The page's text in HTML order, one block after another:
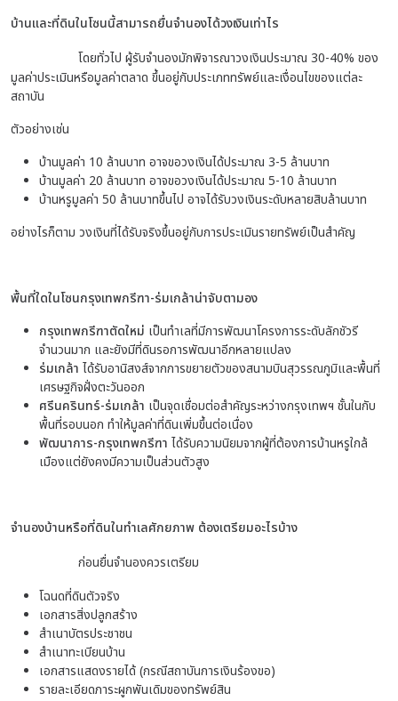
บ้านและที่ดินในโซนนี้สามารถยื่นจำนองได้วงเงินเท่าไร
โดยทั่วไป ผู้รับจำนองมักพิจารณาวงเงินประมาณ 30-40% ของ
มูลค่าประเมินหรือมูลค่าตลาด ขึ้นอยู่กับประเภททรัพย์และเงื่อนไขของแต่ละ
สถาบัน
ตัวอย่างเช่น
บ้านมูลค่า 10 ล้านบาท อาจขอวงเงินได้ประมาณ 3-5 ล้านบาท
บ้านมูลค่า 20 ล้านบาท อาจขอวงเงินได้ประมาณ 5-10 ล้านบาท
บ้านหรูมูลค่า 50 ล้านบาทขึ้นไป อาจได้รับวงเงินระดับหลายสิบล้านบาท
อย่างไรก็ตาม วงเงินที่ได้รับจริงขึ้นอยู่กับการประเมินรายทรัพย์เป็นสำคัญ
พื้นที่ใดในโซนกรุงเทพกรีฑา-ร่มเกล้าน่าจับตามอง
กรุงเทพกรีฑาตัดใหม่ เป็นทำเลที่มีการพัฒนาโครงการระดับลักชัวรี
จำนวนมาก และยังมีที่ดินรอการพัฒนาอีกหลายแปลง
ร่มเกล้า ได้รับอานิสงส์จากการขยายตัวของสนามบินสุวรรณภูมิและพื้นที่
เศรษฐกิจฝั่งตะวันออก
ศรีนครินทร์-ร่มเกล้า เป็นจุดเชื่อมต่อสำคัญระหว่างกรุงเทพฯ ชั้นในกับ
พื้นที่รอบนอก ทำให้มูลค่าที่ดินเพิ่มขึ้นต่อเนื่อง
พัฒนาการ-กรุงเทพกรีฑา ได้รับความนิยมจากผู้ที่ต้องการบ้านหรูใกล้
เมืองแต่ยังคงมีความเป็นส่วนตัวสูง
จำนองบ้านหรือที่ดินในทำเลศักยภาพ ต้องเตรียมอะไรบ้าง
ก่อนยื่นจำนองควรเตรียม
โฉนดที่ดินตัวจริง
เอกสารสิ่งปลูกสร้าง
สำเนาบัตรประชาชน
สำเนาทะเบียนบ้าน
เอกสารแสดงรายได้ (กรณีสถาบันการเงินร้องขอ)
รายละเอียดภาระผูกพันเดิมของทรัพย์สิน